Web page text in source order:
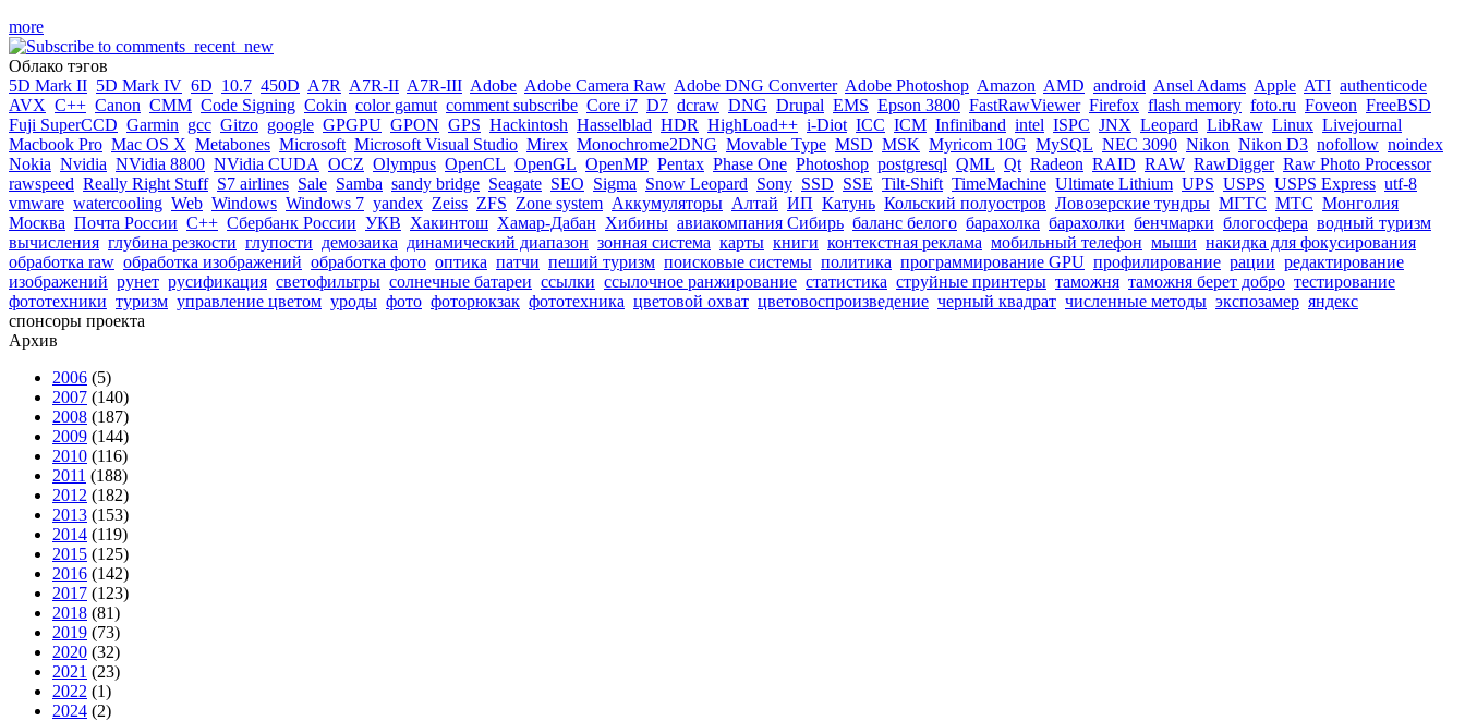
more
Облако тэгов
5D Mark II 5D Mark IV 6D 10.7 450D A7R A7R-II A7R-III Adobe Adobe Camera Raw Adobe DNG Converter Adobe Photoshop Amazon AMD android Ansel Adams Apple ATI authenticode
AVX C++ Canon CMM Code Signing Cokin color gamut comment subscribe Core i7 D7 dcraw DNG Drupal EMS Epson 3800 FastRawViewer Firefox flash memory foto.ru Foveon FreeBSD
Fuji SuperCCD Garmin gcc Gitzo google GPGPU GPON GPS Hackintosh Hasselblad HDR HighLoad++ i-Diot ICC ICM Infiniband intel ISPC JNX Leopard LibRaw Linux Livejournal
Macbook Pro Mac OS X Metabones Microsoft Microsoft Visual Studio Mirex Monochrome2DNG Movable Type MSD MSK Myricom 10G MySQL NEC 3090 Nikon Nikon D3 nofollow noindex
Nokia Nvidia NVidia 8800 NVidia CUDA OCZ Olympus OpenCL OpenGL OpenMP Pentax Phase One Photoshop postgresql QML Qt Radeon RAID RAW RawDigger Raw Photo Processor
rawspeed Really Right Stuff S7 airlines Sale Samba sandy bridge Seagate SEO Sigma Snow Leopard Sony SSD SSE Tilt-Shift TimeMachine Ultimate Lithium UPS USPS USPS Express utf-8
vmware watercooling Web Windows Windows 7 yandex Zeiss ZFS Zone system Аккумуляторы Алтай ИП Катунь Кольский полуостров Ловозерские тундры МГТС МТС Монголия
Москва Почта России С++ Сбербанк России УКВ Хакинтош Хамар-Дабан Хибины авиакомпания Сибирь баланс белого барахолка барахолки бенчмарки блогосфера водный туризм
вычисления глубина резкости глупости демозаика динамический диапазон зонная система карты книги контекстная реклама мобильный телефон мыши накидка для фокусирования
обработка raw обработка изображений обработка фото оптика патчи пеший туризм поисковые системы политика программирование GPU профилирование рации редактирование
изображений рунет русификация светофильтры солнечные батареи ссылки ссылочное ранжирование статистика струйные принтеры таможня таможня берет добро тестирование
фототехники туризм управление цветом уроды фото фоторюкзак фототехника цветовой охват цветовоспроизведение черный квадрат численные методы экспозамер яндекс
спонсоры проекта
Архив
2006 (5)
2007 (140)
2008 (187)
2009 (144)
2010 (116)
2011 (188)
2012 (182)
2013 (153)
2014 (119)
2015 (125)
2016 (142)
2017 (123)
2018 (81)
2019 (73)
2020 (32)
2021 (23)
2022 (1)
2024 (2)